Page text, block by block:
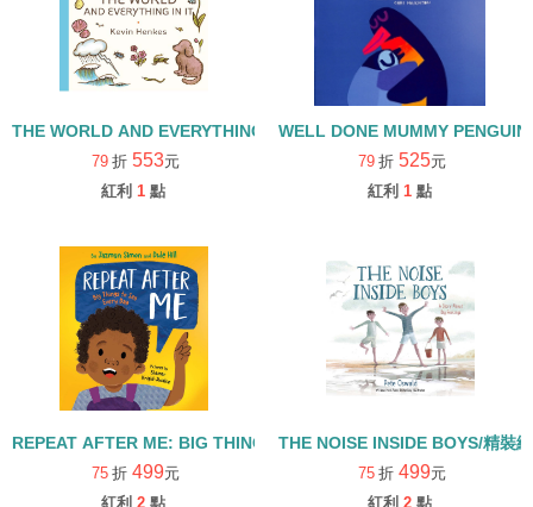
THE WORLD AND EVERYTHING IN IT/精裝繪本
79 折 553元
紅利 1 點
WELL DONE MUMMY
79 折 525元
紅利 1 點
REPEAT AFTER ME: BIG THINGS TO SAY EVERY DAY/精裝繪本
75 折 499元
紅利 2 點
THE NOISE INSIDE BOYS/精裝
75 折 499元
紅利 2 點